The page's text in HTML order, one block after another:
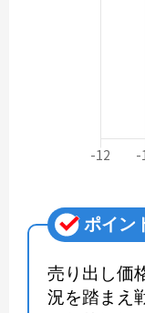
ポイン
売り出し価
況を踏まえ